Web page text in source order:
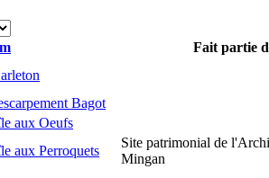
Fait partie
Bagot
aux Oeufs
aux Perroquets
Site patrimonial de
Mingan